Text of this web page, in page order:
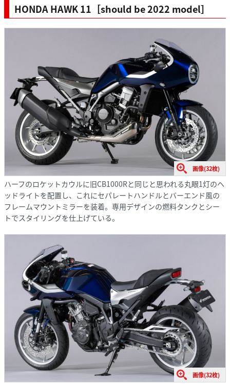
HONDA HAWK 11［should be 2022 model］
画像(32枚)
ハーフのロケットカウルに旧CB1000Rと同じと思われる丸眼1灯のヘ
ッドライトを配置し、これにセパレートハンドルとバーエンド風の
フレームマウントミラーを装着。専用デザインの燃料タンクとシー
トでスタイリングを仕上げている。
画像(32枚)